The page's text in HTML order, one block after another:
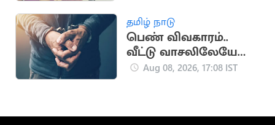
தமிழ் நாடு
பெண் விவகாரம்..
வீட்டு வாசலிலேயே
ஒருவருக்கு அரிவாள்
Aug 08, 2026, 17:08 IST